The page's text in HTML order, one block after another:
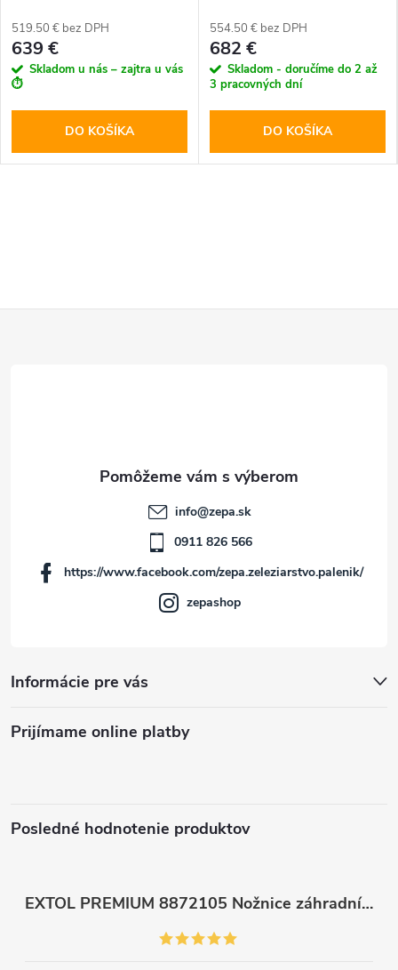
519.50 € bez DPH
639 €
Skladom u nás – zajtra u vás
⏱️
DO KOŠÍKA
554.50 € bez DPH
682 €
Skladom - doručíme do 2 až
3 pracovných dní
DO KOŠÍKA
Informácie pre vás
info@zepa.sk
0911 826 566
https://www.facebook.com/zepa.zeleziarstvo.palenik/
zepashop
Prijímame online platby
Posledné hodnotenie produktov
EXTOL PREMIUM 8872105 Nožnice záhradnícke dlhé úzke, 200mm, max. prestrih Ø6mm